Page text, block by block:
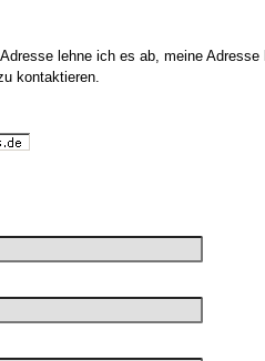
lehne ich es ab, meine
kontaktieren.